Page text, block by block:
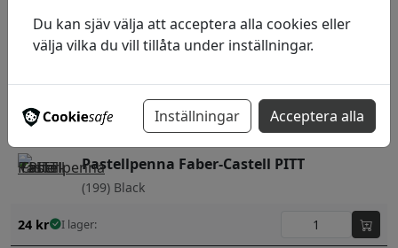
24kr I lager:
(192) Indian Red
24kr I lager:
Pastellpenna Faber-Castell PITT
(199) Black
24 kr I lager:
Du kan sjäv välja att acceptera alla cookies eller
välja vilka du vill tillåta under inställningar.
Inställningar Acceptera alla